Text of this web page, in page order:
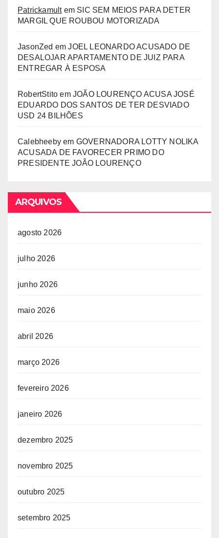
Patrickamultem SIC SEM MEIOS PARA DETER
MARGIL QUE ROUBOU MOTORIZADA
JasonZed emJOEL LEONARDO ACUSADO DE
DESALOJAR APARTAMENTO DE JUIZ PARA
ENTREGAR À ESPOSA
RobertStito emJOÃO LOURENÇO ACUSA JOSÉ
EDUARDO DOS SANTOS DE TER DESVIADO
USD 24 BILHÕES
Calebheeby em GOVERNADORA LOTTY NOLIKA
ACUSADA DE FAVORECER PRIMO DO
PRESIDENTE JOÃO LOURENÇO
ARQUIVOS
agosto 2026
julho 2026
junho 2026
maio 2026
abril 2026
março 2026
fevereiro 2026
janeiro 2026
dezembro 2025
novembro 2025
outubro 2025
setembro 2025